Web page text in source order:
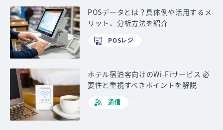
POSデータとは？具体例や活用するメ
リット、分析方法を紹介
POSレジ
ホテル宿泊客向けのWi-Fiサービス 必
要性と重視すべきポイントを解説
通信